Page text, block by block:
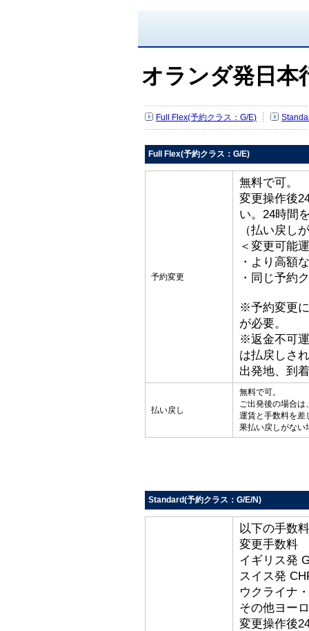
オランダ発日本
Full Flex(予約クラス：G/E)
Full Flex(予約クラス：G/E)
予約変更
無料で可。
変更操作後
い。24時間
（払い戻し
＜変更可能
・より高額
・同じ予約
※予約変更
が必要。
※返金不可
は払戻しさ
出発地、到
払い戻し
無料で可。
ご出発後の場合は
運賃と手数料を差
果払い戻しがない
Standard(予約クラス：G/E/N)
以下の手数
変更手数料
イギリス発
スイス発
ウクライナ
その他ヨー
変更操作後